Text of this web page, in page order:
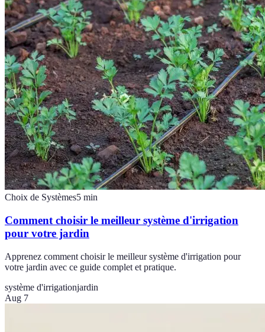
Choix de Systèmes5 min
Comment choisir le meilleur système d'irrigation
pour votre jardin
Apprenez comment choisir le meilleur système d'irrigation pour
votre jardin avec ce guide complet et pratique.
système d'irrigationjardin
Aug 7